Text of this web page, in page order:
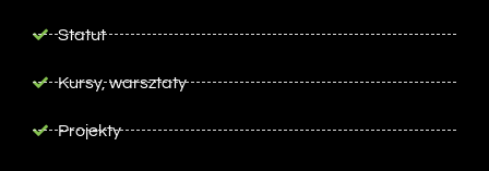
Statut
Kursy, warsztaty
Projekty